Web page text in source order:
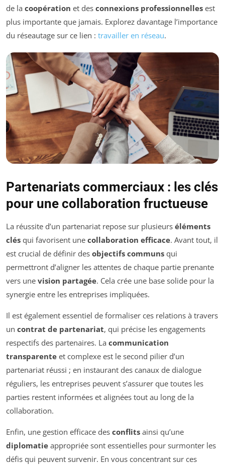
de la coopération et des connexions professionnelles est
plus importante que jamais. Explorez davantage l’importance
du réseautage sur ce lien : travailler en réseau.
Partenariats commerciaux : les clés
pour une collaboration fructueuse
La réussite d’un partenariat repose sur plusieurs éléments
clés qui favorisent une collaboration efficace. Avant tout, il
est crucial de définir des objectifs communs qui
permettront d’aligner les attentes de chaque partie prenante
vers une vision partagée. Cela crée une base solide pour la
synergie entre les entreprises impliquées.
Il est également essentiel de formaliser ces relations à travers
un contrat de partenariat, qui précise les engagements
respectifs des partenaires. La communication
transparente et complexe est le second pilier d’un
partenariat réussi ; en instaurant des canaux de dialogue
réguliers, les entreprises peuvent s’assurer que toutes les
parties restent informées et alignées tout au long de la
collaboration.
Enfin, une gestion efficace des conflits ainsi qu’une
diplomatie appropriée sont essentielles pour surmonter les
défis qui peuvent survenir. En vous concentrant sur ces